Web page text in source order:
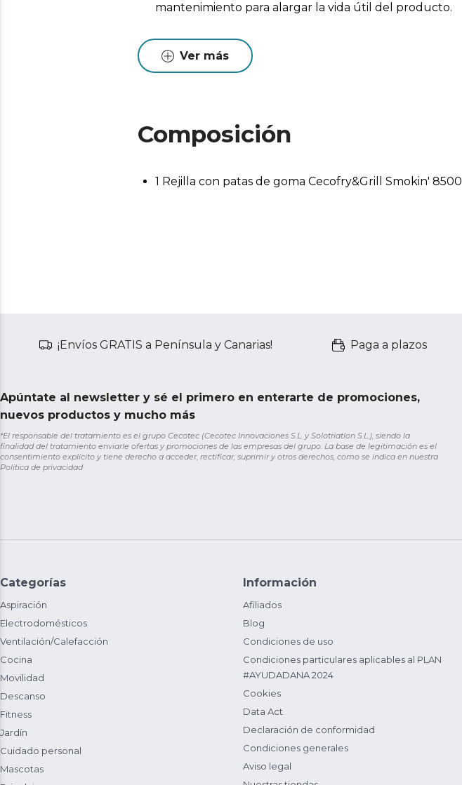
mantenimiento para alargar la vida útil del producto.
Ver más
Composición
1 Rejilla con patas de goma Cecofry&Grill Smokin' 8500
¡Envíos GRATIS a Península y Canarias! Paga a plazos
Apúntate al newsletter y sé el primero en enterarte de promociones,
nuevos productos y mucho más
*El responsable del tratamiento es el grupo Cecotec (Cecotec Innovaciones S.L. y Solotriatlon S.L.), siendo la
finalidad del tratamiento enviarle ofertas y promociones de las empresas del grupo. La base de legitimación es el
consentimiento explícito y tiene derecho a acceder, rectificar, suprimir y otros derechos, como se indica en nuestra
Política de privacidad
Categorías
Aspiración
Electrodomésticos
Ventilación/Calefacción
Cocina
Movilidad
Descanso
Fitness
Jardín
Cuidado personal
Mascotas
Información
Afiliados
Blog
Condiciones de uso
Condiciones particulares aplicables al PLAN
#AYUDADANA 2024
Cookies
Data Act
Declaración de conformidad
Condiciones generales
Aviso legal